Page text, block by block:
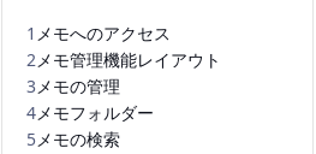
1 メモへのアクセス
2メモ管理機能レイアウト
3メモの管理
4メモフォルダー
5メモの検索